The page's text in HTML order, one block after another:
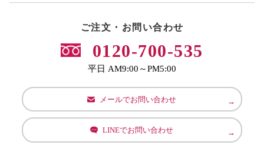
ご注文・お問い合わせ
0120-700-535
平日 AM9:00～PM5:00
メールでお問い合わせ
LINEでお問い合わせ